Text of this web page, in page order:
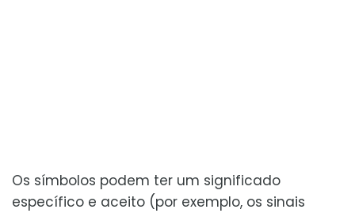
Os símbolos podem ter um significado
específico e aceito (por exemplo, os sinais